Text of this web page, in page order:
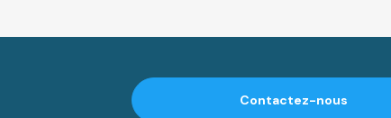
Contactez-nous